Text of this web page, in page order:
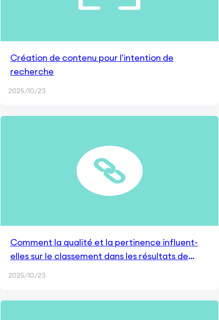
Création de contenu pour l'intention de
recherche
2025/10/23
Comment la qualité et la pertinence influent-
elles sur le classement dans les résultats de
2025/10/23